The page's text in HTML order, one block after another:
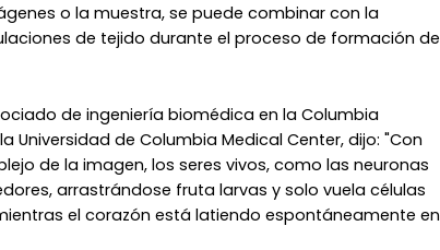
o la muestra, se puede combinar con la
de tejido durante el proceso de formación de
de ingeniería biomédica en la Columbia
Universidad de Columbia Medical Center, dijo: "Con
de la imagen, los seres vivos, como las neuronas
arrastrándose fruta larvas y solo vuela células
el corazón está latiendo espontáneamente en